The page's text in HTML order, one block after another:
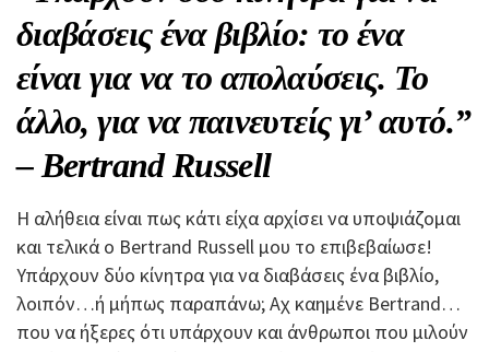
διαβάσεις ένα βιβλίο: το ένα
είναι για να το απολαύσεις. Το
άλλο, για να παινευτείς γι’ αυτό.”
– Bertrand Russell
Η αλήθεια είναι πως κάτι είχα αρχίσει να υποψιάζομαι
και τελικά ο Bertrand Russell μου το επιβεβαίωσε!
Υπάρχουν δύο κίνητρα για να διαβάσεις ένα βιβλίο,
λοιπόν…ή μήπως παραπάνω; Αχ καημένε Bertrand…
που να ήξερες ότι υπάρχουν και άνθρωποι που μιλούν